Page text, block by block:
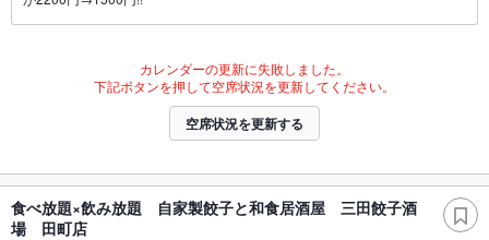
カレンダーの更新に失敗しました。
下記ボタンを押して空席状況を更新してください。
空席状況を更新する
食べ放題×飲み放題 自家製餃子と和食居酒屋 三田餃子酒
場 田町店